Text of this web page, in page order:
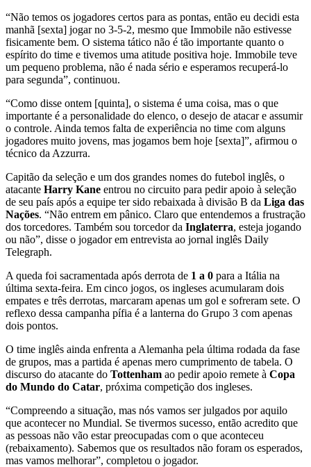
“Não temos os jogadores certos para as pontas, então eu decidi esta
manhã [sexta] jogar no 3-5-2, mesmo que Immobile não estivesse
fisicamente bem. O sistema tático não é tão importante quanto o
espírito do time e tivemos uma atitude positiva hoje. Immobile teve
um pequeno problema, não é nada sério e esperamos recuperá-lo
para segunda”, continuou.
“Como disse ontem [quinta], o sistema é uma coisa, mas o que
importante é a personalidade do elenco, o desejo de atacar e assumir
o controle. Ainda temos falta de experiência no time com alguns
jogadores muito jovens, mas jogamos bem hoje [sexta]”, afirmou o
técnico da Azzurra.
Capitão da seleção e um dos grandes nomes do futebol inglês, o
atacante Harry Kane entrou no circuito para pedir apoio à seleção
de seu país após a equipe ter sido rebaixada à divisão B da Liga das
Nações. “Não entrem em pânico. Claro que entendemos a frustração
dos torcedores. Também sou torcedor da Inglaterra, esteja jogando
ou não”, disse o jogador em entrevista ao jornal inglês Daily
Telegraph.
A queda foi sacramentada após derrota de 1 a 0 para a Itália na
última sexta-feira. Em cinco jogos, os ingleses acumularam dois
empates e três derrotas, marcaram apenas um gol e sofreram sete. O
reflexo dessa campanha pífia é a lanterna do Grupo 3 com apenas
dois pontos.
O time inglês ainda enfrenta a Alemanha pela última rodada da fase
de grupos, mas a partida é apenas mero cumprimento de tabela. O
discurso do atacante do Tottenham ao pedir apoio remete à Copa
do Mundo do Catar, próxima competição dos ingleses.
“Compreendo a situação, mas nós vamos ser julgados por aquilo
que acontecer no Mundial. Se tivermos sucesso, então acredito que
as pessoas não vão estar preocupadas com o que aconteceu
(rebaixamento). Sabemos que os resultados não foram os esperados,
mas vamos melhorar”, completou o jogador.